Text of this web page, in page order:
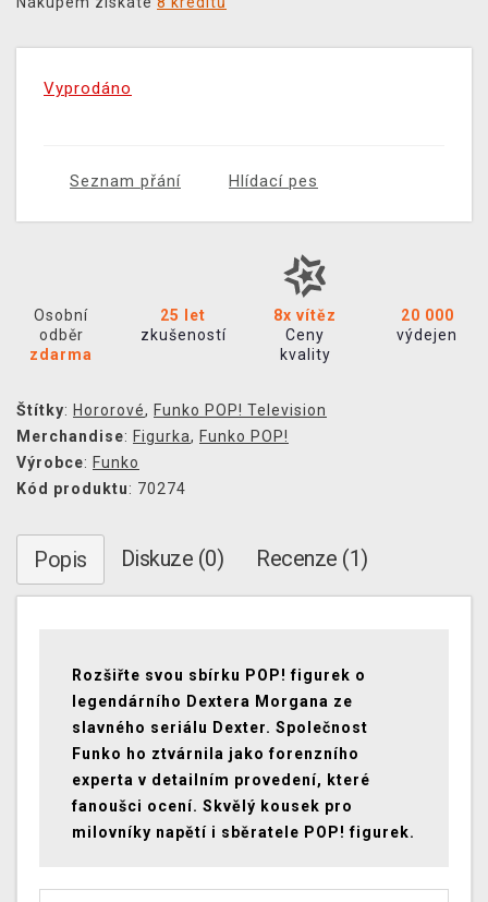
Vyprodáno
Seznam přání Hlídací pes
Osobní
odběr
zdarma
25 let
zkušeností
8x vítěz
Ceny
kvality
20 000
výdejen
Štítky: Hororové, Funko POP! Television
Merchandise: Figurka, Funko POP!
Výrobce: Funko
Kód produktu: 70274
Popis Diskuze (0) Recenze (1)
Rozšiřte svou sbírku POP! figurek o
legendárního Dextera Morgana ze
slavného seriálu Dexter. Společnost
Funko ho ztvárnila jako forenzního
experta v detailním provedení, které
fanoušci ocení. Skvělý kousek pro
milovníky napětí i sběratele POP! figurek.